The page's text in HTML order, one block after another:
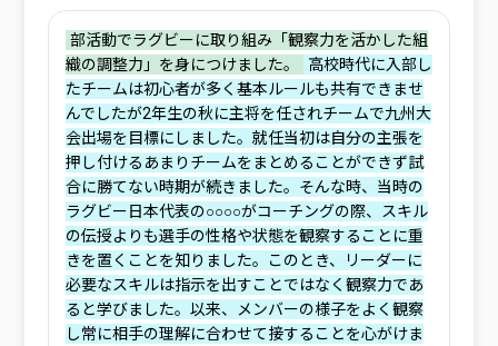
‌部活動でラグビーに取り組み「観察力を活かした組
織の調整力」を身につけました。
‌高校時代に入部し
たチームは初心者が多く基本ルールも共有できませ
んでしたが2年生の秋に主将を任されチームで九州大
会出場を目標にしました。就任当初は自分の主張を
押し付けるあまりチームをまとめることができず試
合に勝てない時期が続きました。そんな時、当時の
ラグビー日本代表の○○○○がコーチングの際、スキル
の伝授よりも選手の性格や状態を観察することに重
きを置くことを知りました。このとき、リーダーに
必要なスキルは指示を出すことではなく観察力であ
ると学びました。以来、メンバーの様子をよく観察
し常に相手の理解に合わせて接することを心がけま